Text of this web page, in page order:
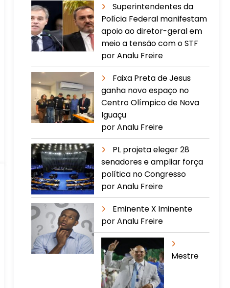
Superintendentes da
Polícia Federal manifestam
apoio ao diretor-geral em
meio a tensão com o STF
por Analu Freire
Faixa Preta de Jesus
ganha novo espaço no
Centro Olímpico de Nova
Iguaçu
por Analu Freire
PL projeta eleger 28
senadores e ampliar força
política no Congresso
por Analu Freire
Eminente X Iminente
por Analu Freire
Mestre